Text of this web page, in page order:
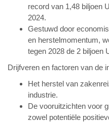
record van 1,48 biljoen
2024.
Gestuwd door
en herstelmomentum,
tegen 2028 de 2 biljoen
Drijfveren en factoren van de
Het herstel van
industrie.
De vooruitzichten voor
zowel potentiële